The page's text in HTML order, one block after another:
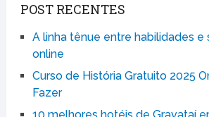
POST RECENTES
A linha tênue entre habilidades e
online
Curso de História Gratuito 2025
Fazer